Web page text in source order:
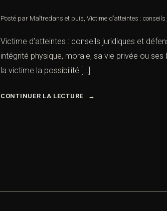
Posté par Maîtredans et puis, Victime d’atteintes :
Victime d’atteintes : conseils juridiques et
intégrité physique, morale, sa vie privée ou
la victime la possibilité […]
CONTINUER LA LECTURE